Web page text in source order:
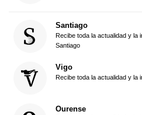
Santiago
Recibe toda la actualidad y la
Santiago
Vigo
Recibe toda la actualidad y la
Ourense